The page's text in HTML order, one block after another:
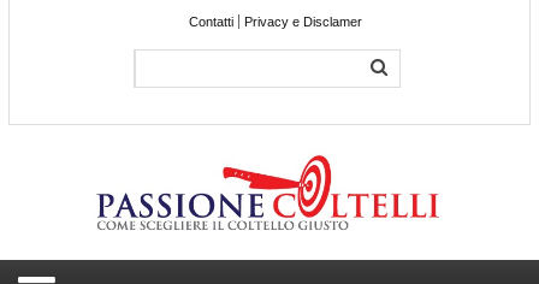
Contatti Privacy e Disclamer